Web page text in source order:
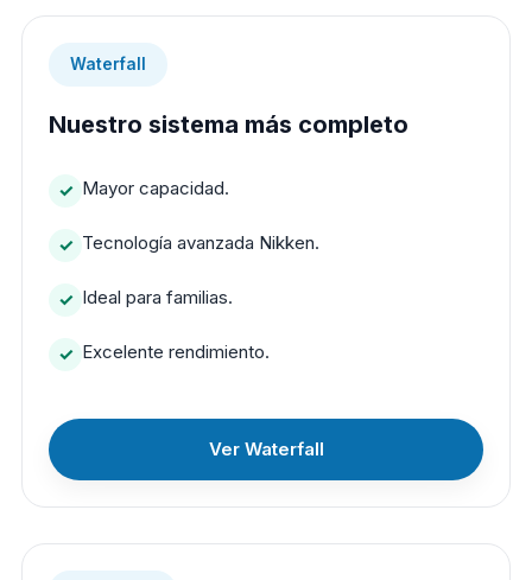
Waterfall
Nuestro sistema más completo
Mayor capacidad.
Tecnología avanzada Nikken.
Ideal para familias.
Excelente rendimiento.
Ver Waterfall